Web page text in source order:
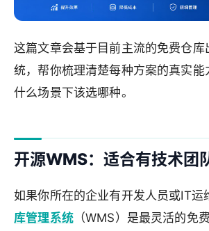
这篇文章会基于目前主流的免费仓库
统，帮你梳理清楚每种方案的真实能
什么场景下该选哪种。
开源WMS：适合有技术团
如果你所在的企业有开发人员或IT运
库管理系统（WMS）是最灵活的免